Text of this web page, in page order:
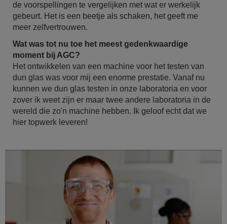
de voorspellingen te vergelijken met wat er werkelijk
gebeurt. Het is een beetje als schaken, het geeft me
meer zelfvertrouwen.
Wat was tot nu toe het meest gedenkwaardige
moment bij AGC?
Het ontwikkelen van een machine voor het testen van
dun glas was voor mij een enorme prestatie. Vanaf nu
kunnen we dun glas testen in onze laboratoria en voor
zover ik weet zijn er maar twee andere laboratoria in de
wereld die zo'n machine hebben. Ik geloof echt dat we
hier topwerk leveren!